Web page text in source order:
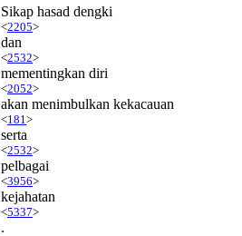
Sikap hasad dengki
<2205>
dan
<2532>
mementingkan diri
<2052>
akan menimbulkan kekacauan
<181 >
serta
<2532>
pelbagai
<3956>
kejahatan
<5337>
.